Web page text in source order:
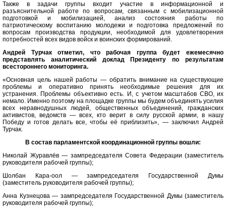
Также в задачи группы входит участие в информационной и
разъяснительной работе по вопросам, связанным с мобилизационной
подготовкой и мобилизацией, анализ состояния работы по
патриотическому воспитанию молодежи и подготовка предложений по
вопросам производства продукции, необходимой для удовлетворения
потребностей всех видов войск и воинских формирований.
Андрей Турчак отметил, что рабочая группа будет ежемесячно
представлять аналитический доклад Президенту по результатам
всестороннего мониторинга.
«Основная цель нашей работы — обратить внимание на существующие
проблемы и оперативно принять необходимые решения для их
устранения. Проблемы объективно есть. И, с учетом масштабов СВО, их
немало. Именно поэтому на площадке группы мы будем объединять усилия
всех неравнодушных людей, общественных объединений, гражданских
активистов, ведомств — всех, кто верит в силу русской армии, в нашу
Победу и готов делать все, чтобы её приблизить», — заключил Андрей
Турчак.
В состав парламентской координационной группы вошли:
Николай Журавлёв — зампредседателя Совета Федерации (заместитель
руководителя рабочей группы);
Шолбан Кара-оол — зампредседателя Государственной Думы
(заместитель руководителя рабочей группы);
Анна Кузнецова — зампредседателя Государственной Думы (заместитель
руководителя рабочей группы);